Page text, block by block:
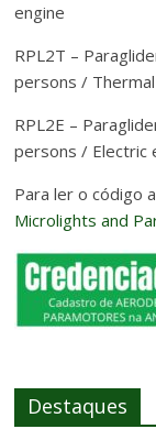
engine
RPL2T –
persons /
RPL2E –
persons / Electric
Para ler o código
Microlights and
Destaques